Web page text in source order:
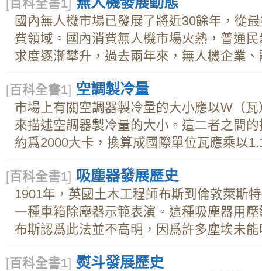
[百科全書1]
國內無人機市場已發展了將近30餘年，從
費領域。國內消費無人機市場火熱，普通
求度逐漸攀升，過去兩年來，無人機企業、
[百科全書1] 空調製冷量
市場上有關空調器製冷量的大小應以W（
來描述空調器製冷量的大小。這二者之間
約爲2000大卡，換算成國際單位瓦應乘以
[百科全書1] 吸塵器發展歷史
1901年，英國土木工程師布斯到倫敦萊斯
一種車箱除塵器示範表演。這種吸塵器用
布斯認爲此法並不高明，因爲許多塵埃未能
[百科全書1] 熨斗發展歷史